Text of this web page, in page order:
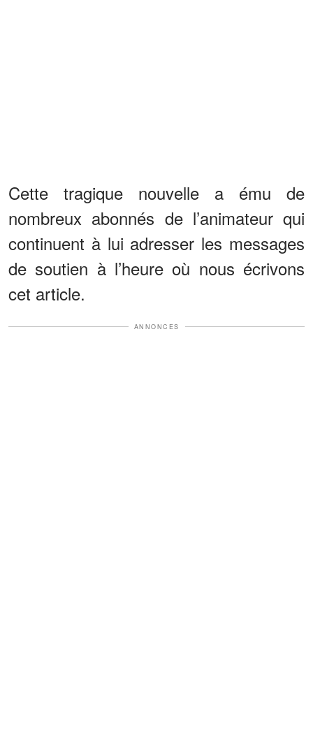
Cette tragique nouvelle a ému de
nombreux abonnés de l’animateur qui
continuent à lui adresser les messages
de soutien à l’heure où nous écrivons
cet article.
ANNONCES